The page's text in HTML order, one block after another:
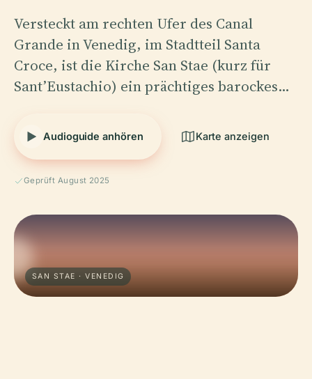
Versteckt am rechten Ufer des Canal
Grande in Venedig, im Stadtteil Santa
Croce, ist die Kirche San Stae (kurz für
Sant’Eustachio) ein prächtiges barockes…
Audioguide anhören Karte anzeigen
Geprüft August 2025
SAN STAE · VENEDIG